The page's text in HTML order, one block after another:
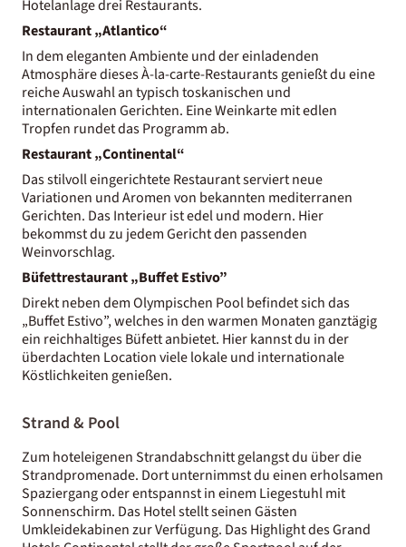
Hotelanlage drei Restaurants.
Restaurant „Atlantico“
In dem eleganten Ambiente und der einladenden
Atmosphäre dieses À-la-carte-Restaurants genießt du eine
reiche Auswahl an typisch toskanischen und
internationalen Gerichten. Eine Weinkarte mit edlen
Tropfen rundet das Programm ab.
Restaurant „Continental“
Das stilvoll eingerichtete Restaurant serviert neue
Variationen und Aromen von bekannten mediterranen
Gerichten. Das Interieur ist edel und modern. Hier
bekommst du zu jedem Gericht den passenden
Weinvorschlag.
Büfettrestaurant „Buffet Estivo”
Direkt neben dem Olympischen Pool befindet sich das
„Buffet Estivo”, welches in den warmen Monaten ganztägig
ein reichhaltiges Büfett anbietet. Hier kannst du in der
überdachten Location viele lokale und internationale
Köstlichkeiten genießen.
Strand & Pool
Zum hoteleigenen Strandabschnitt gelangst du über die
Strandpromenade. Dort unternimmst du einen erholsamen
Spaziergang oder entspannst in einem Liegestuhl mit
Sonnenschirm. Das Hotel stellt seinen Gästen
Umkleidekabinen zur Verfügung. Das Highlight des Grand